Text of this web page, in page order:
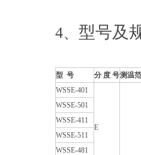
4、 型号及
型 号 分 度 号测温
WSSE-401
E
WSSE-501
WSSE-411
WSSE-511
WSSE-481